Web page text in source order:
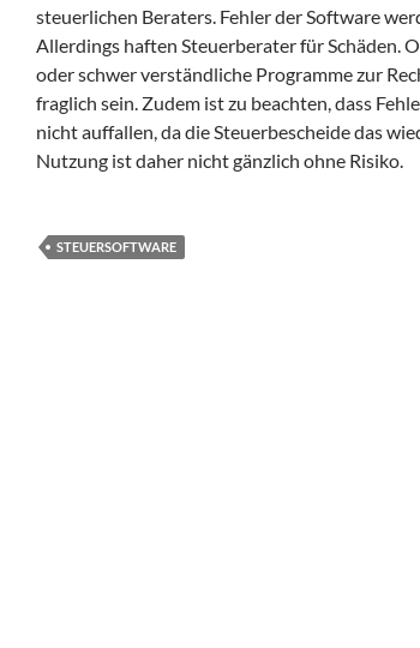
steuerlichen Beraters. Fehler der Software
Allerdings haften Steuerberater für Schäden.
oder schwer verständliche Programme zur
fraglich sein. Zudem ist zu beachten, dass
nicht auffallen, da die Steuerbescheide das
Nutzung ist daher nicht gänzlich ohne Risiko.
STEUERSOFTWARE